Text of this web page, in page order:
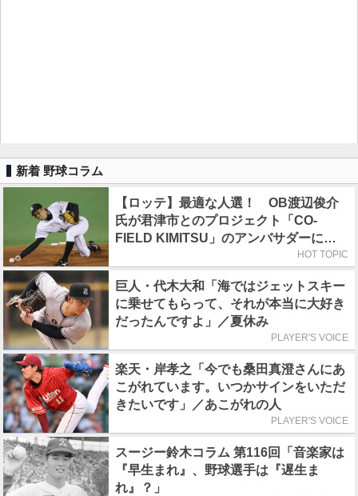
新着 野球コラム
【ロッテ】最適な人選！ OB渡辺俊介
氏が君津市とのプロジェクト「CO-
FIELD KIMITSU」のアンバサダーに就
HOT TOPIC
巨人・代木大和「海ではジェットスキー
に乗せてもらって、それが本当に大好き
だったんですよ」／夏休み
PLAYER'S VOICE
楽天・岸孝之「今でも桑田真澄さんにあ
こがれています。いつかサインをいただ
きたいです」／あこがれの人
PLAYER'S VOICE
スージー鈴木コラム 第116回「音楽家は
『早生まれ』、野球選手は『遅生ま
れ』？」